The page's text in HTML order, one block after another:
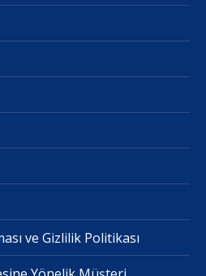
ve Gizlilik Politikası